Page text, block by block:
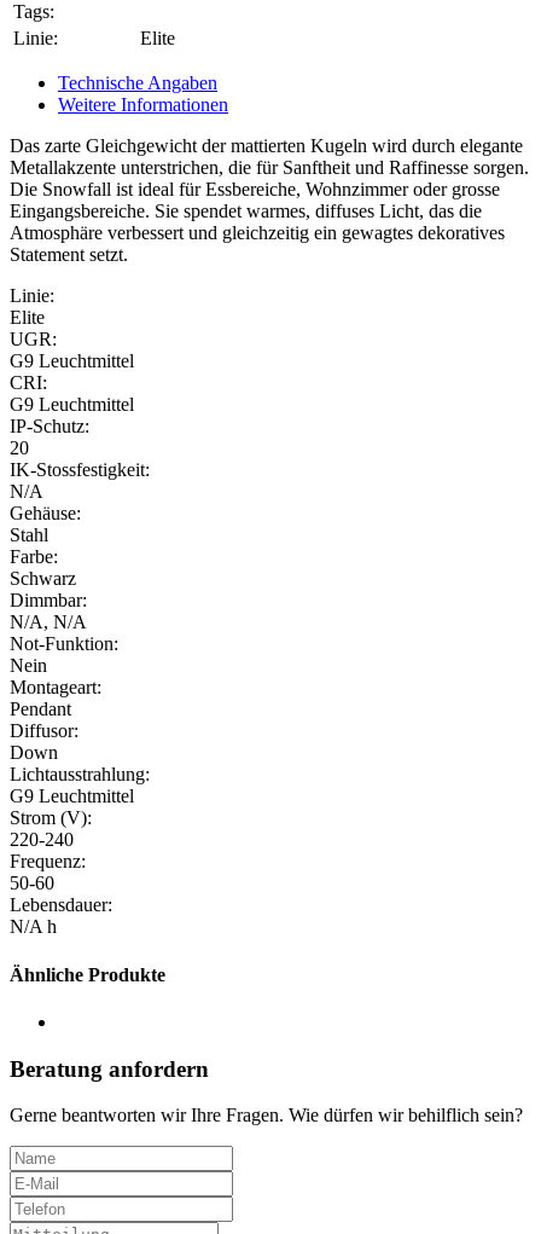
Tags:
Linie:
Elite
Technische Angaben
Weitere Informationen
Das zarte Gleichgewicht der mattierten Kugeln wird durch elegante
Metallakzente unterstrichen, die für Sanftheit und Raffinesse sorgen.
Die Snowfall ist ideal für Essbereiche, Wohnzimmer oder grosse
Eingangsbereiche. Sie spendet warmes, diffuses Licht, das die
Atmosphäre verbessert und gleichzeitig ein gewagtes dekoratives
Statement setzt.
Linie:
Elite
UGR:
G9 Leuchtmittel
CRI:
G9 Leuchtmittel
IP-Schutz:
20
IK-Stossfestigkeit:
N/A
Gehäuse:
Stahl
Farbe:
Schwarz
Dimmbar:
N/A, N/A
Not-Funktion:
Nein
Montageart:
Pendant
Diffusor:
Down
Lichtausstrahlung:
G9 Leuchtmittel
Strom (V):
220-240
Frequenz:
50-60
Lebensdauer:
N/A h
Ähnliche Produkte
Beratung anfordern
Gerne beantworten wir Ihre Fragen. Wie dürfen wir behilflich sein?